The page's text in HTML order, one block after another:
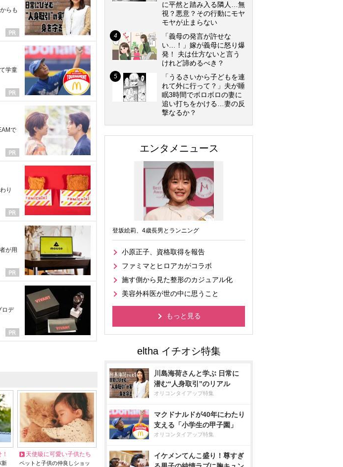
らも
学童
で
り
が用
ロデ
新
天使級に可愛い子供たち
ペットと子供の仲良しショッ
に平然と踏み入る隣人…無
視？悪意？その行動にモヤ
モヤが止まらない
「義母の発言が許せな
い…！」嫁が義母に怒り爆
発！ 夫は仕方ないと言う
けれど諦めるべき？
「うるさいから子どもを連
れて外に行って？」夫が睡
眠3時間でボロボロの妻に
追い打ちをかける…妻の反
撃なるか？
エンタメニュース
登坂絵莉、4歳長男とランニング
小原正子、資格取得を報告
ファミマとヒロアカがコラボ
施す側から見た整形のカジュアル化
美容外科医が世の中に思うこと
もっと見る
川島海荷さんと学ぶ 日常に
潜む“人身取引”のリアル
オリコンタイアップ特集
マクドナルドが40年にわたり
支える「小学生の甲子園」
オリコンタイアップ特集
イケメンてんこ盛り！尊すぎ